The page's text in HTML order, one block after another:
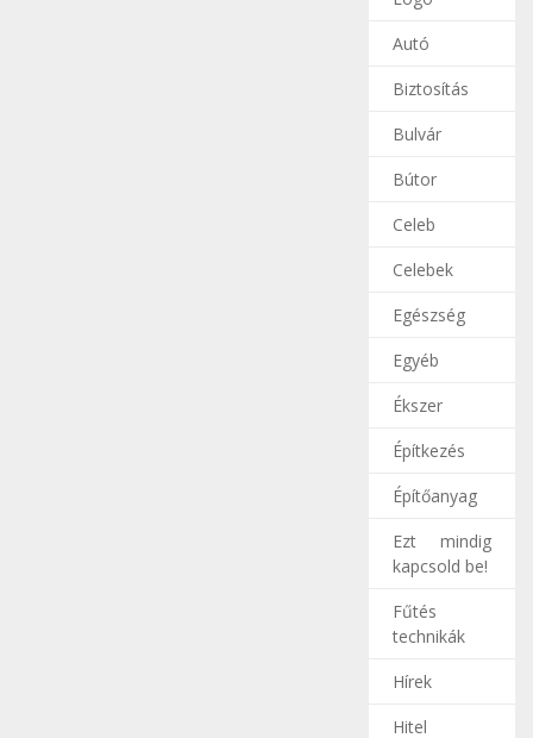
Autó
Biztosítás
Bulvár
Bútor
Celeb
Celebek
Egészség
Egyéb
Ékszer
Építkezés
Építőanyag
Ezt mindig
kapcsold be!
Fűtés
technikák
Hírek
Hitel